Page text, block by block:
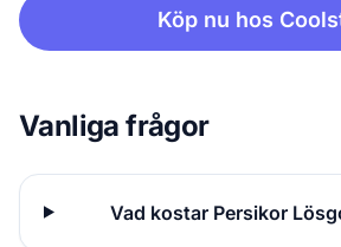
Köp nu hos
Vanliga frågor
Vad kostar Persikor